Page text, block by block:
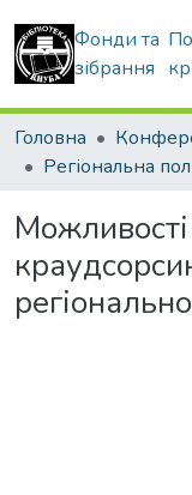
Фонди та
зібрання
Головна
Регіональна